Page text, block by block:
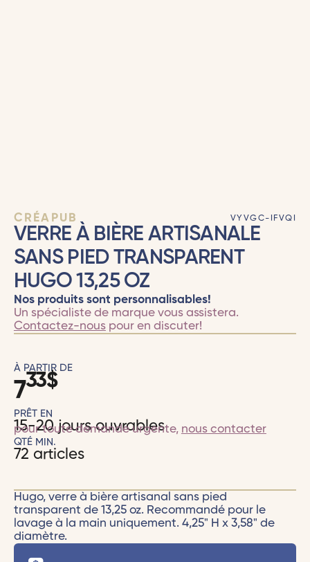
CRÉAPUB VYVGC-IFVQI
VERRE À BIÈRE ARTISANALE
SANS PIED TRANSPARENT
HUGO 13,25 OZ
Nos produits sont personnalisables!
Un spécialiste de marque vous assistera.
Contactez-nouspour en discuter!
À PARTIR DE
733$
PRÊT EN
15-20 jours ouvrables
pour toute demande urgente, nous contacter
QTÉ MIN.
72 articles
Hugo, verre à bière artisanal sans pied
transparent de 13,25 oz. Recommandé pour le
lavage à la main uniquement. 4,25" H x 3,58" de
diamètre.